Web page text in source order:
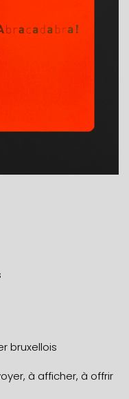
bruxellois
à afficher, à offrir